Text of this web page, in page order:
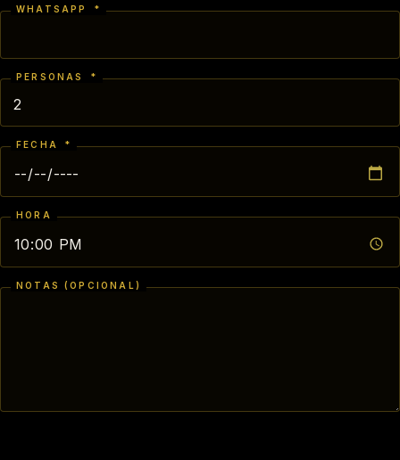
WHATSAPP *
PERSONAS *
FECHA *
HORA
NOTAS (OPCIONAL)